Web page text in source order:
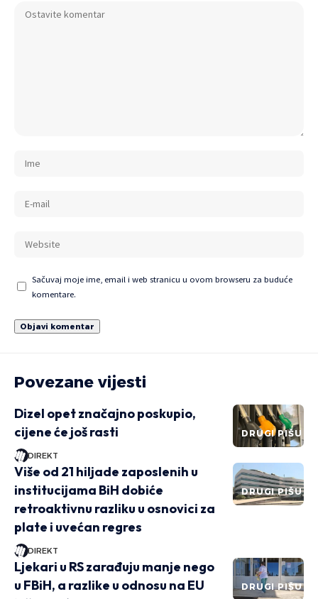
Sačuvaj moje ime, email i web stranicu u ovom browseru za buduće
komentare.
Povezane vijesti
DRUGI PIŠU
Dizel opet značajno poskupio,
cijene će još rasti
DIREKT
DRUGI PIŠU
Više od 21 hiljade zaposlenih u
institucijama BiH dobiće
retroaktivnu razliku u osnovici za
plate i uvećan regres
DIREKT
DRUGI PIŠU
Ljekari u RS zarađuju manje nego
u FBiH, a razlike u odnosu na EU